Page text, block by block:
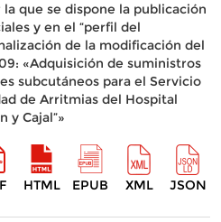
la que se dispone la publicación
y en el “perfil del
de la modificación del
«Adquisición de suministros
subcutáneos para el Servicio
de Arritmias del Hospital
y Cajal”»
HTML EPUB XML JSON